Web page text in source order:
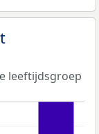
leeftijdsgroep